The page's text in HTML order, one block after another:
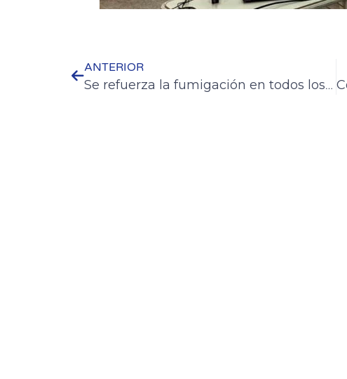
ANTERIOR
Se refuerza la fumigación en todos los barrios de Colón con equipamiento propio